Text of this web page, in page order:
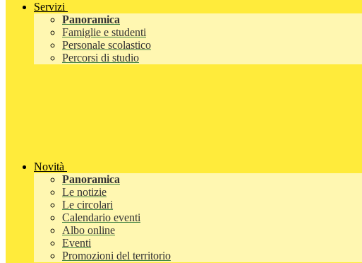
Servizi
Panoramica
Famiglie e studenti
Personale scolastico
Percorsi di studio
Novità
Panoramica
Le notizie
Le circolari
Calendario eventi
Albo online
Eventi
Promozioni del territorio